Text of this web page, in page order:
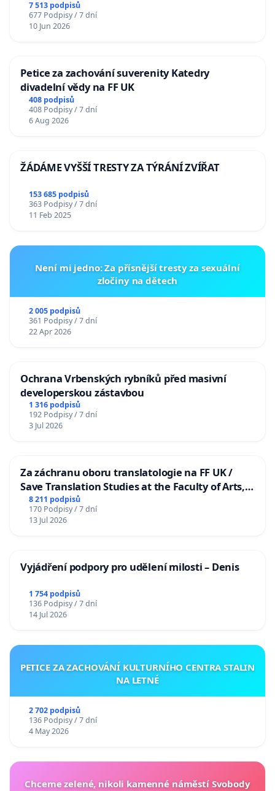
7 513 podpisů
677 Podpisy / 7 dní
10 Jun 2026
Petice za zachování suverenity Katedry
divadelní vědy na FF UK
408 podpisů
408 Podpisy / 7 dní
6 Aug 2026
ŽÁDÁME VYŠŠÍ TRESTY ZA TÝRÁNÍ ZVÍŘAT
153 685 podpisů
363 Podpisy / 7 dní
11 Feb 2025
Není mi jedno: Za přísnější tresty za sexuální
zločiny na dětech
2 005 podpisů
361 Podpisy / 7 dní
22 Apr 2026
Ochrana Vrbenských rybníků před masivní
developerskou zástavbou
1 316 podpisů
192 Podpisy / 7 dní
3 Jul 2026
Za záchranu oboru translatologie na FF UK /
Save Translation Studies at the Faculty of Arts,
Charles University
8 211 podpisů
170 Podpisy / 7 dní
13 Jul 2026
Vyjádření podpory pro udělení milosti – Denis
1 754 podpisů
136 Podpisy / 7 dní
14 Jul 2026
PETICE ZA ZACHOVÁNÍ KULTURNÍHO CENTRA STALIN
NA LETNÉ
2 702 podpisů
136 Podpisy / 7 dní
4 May 2026
Chceme zelené, nikoli kamenné náměstí Svobody